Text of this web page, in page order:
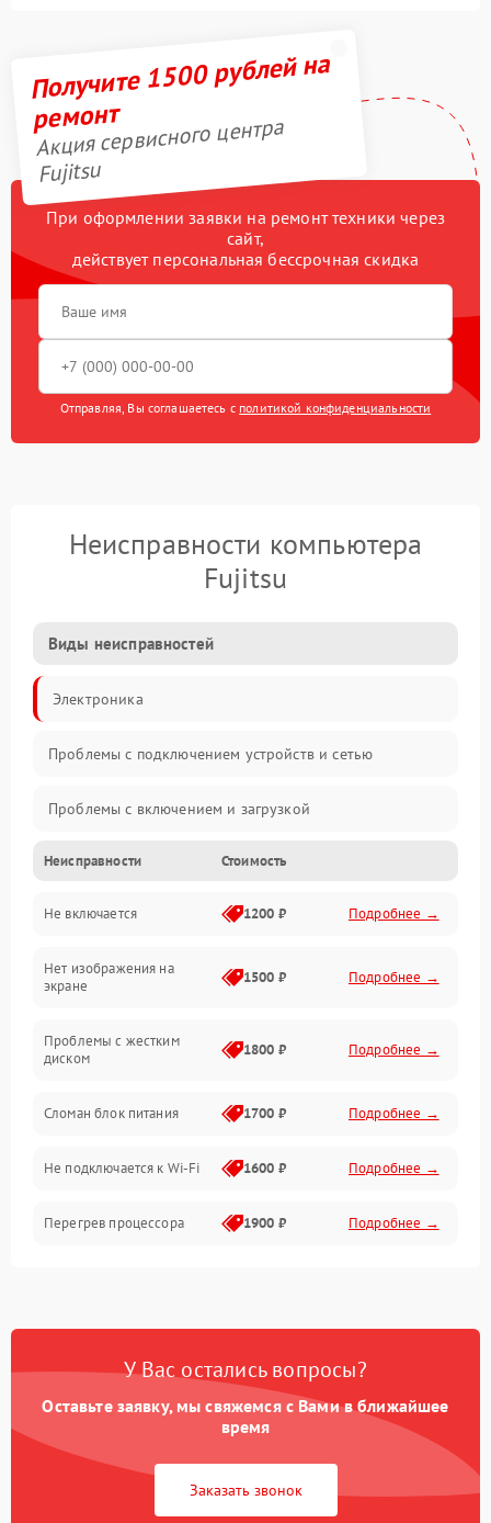
Получите 1500 рублей на
ремонт
Акция сервисного центра
Fujitsu
При оформлении заявки на ремонт техники через
сайт,
действует персональная бессрочная скидка
Отправляя, Вы соглашаетесь с политикой конфиденциальности
Неисправности компьютера
Fujitsu
Виды неисправностей
Электроника
Проблемы с подключением устройств и сетью
Проблемы с включением и загрузкой
Проблемы с изображением и монитором
Проблемы с производительностью и стабильностью
Прочие специфичные проблемы
Неисправности Стоимость
Не включается 1200 ₽ Подробнее →
Нет изображения на
экране
1500 ₽ Подробнее →
Проблемы с жестким
диском
1800 ₽ Подробнее →
Сломан блок питания 1700 ₽ Подробнее →
Не подключается к Wi-Fi 1600 ₽ Подробнее →
Перегрев процессора 1900 ₽ Подробнее →
Проблемы с
устройств
охлаждения
1700 ₽ Подробнее →
оперативной памяти
У Вас остались вопросы?
Оставьте заявку, мы свяжемся с Вами в ближайшее
время
Заказать звонок